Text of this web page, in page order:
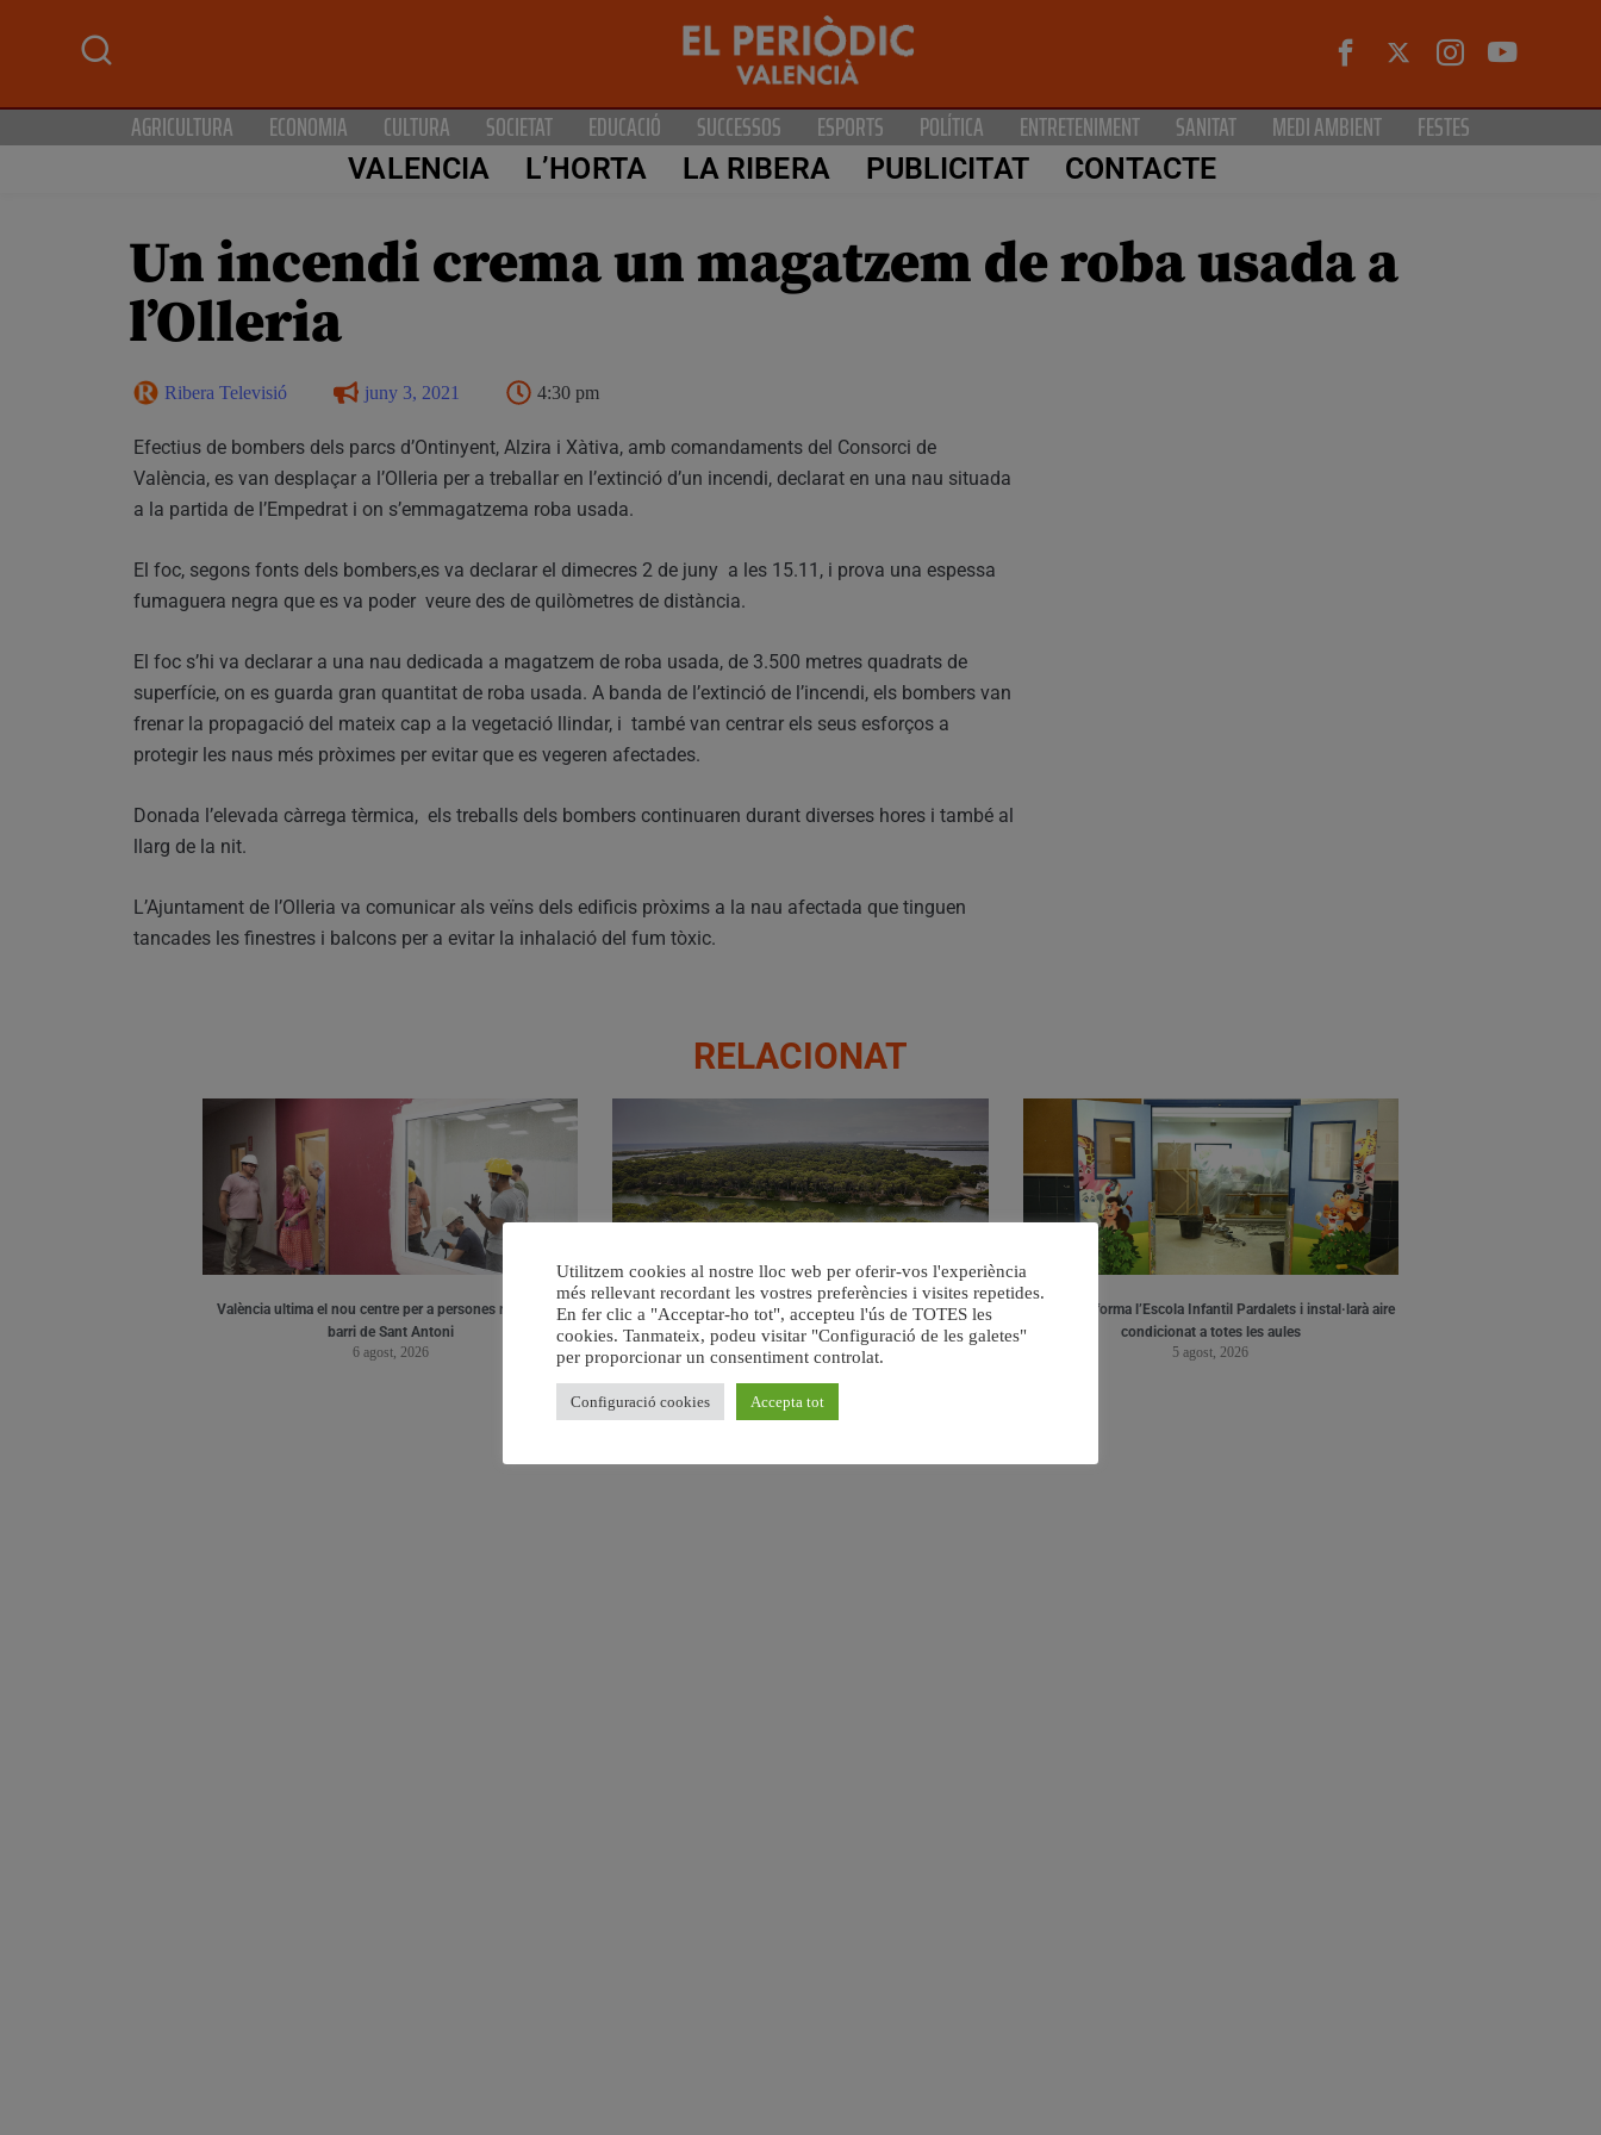
AGRICULTURA ECONOMIA CULTURA SOCIETAT EDUCACIÓ SUCCESSOS ESPORTS POLÍTICA ENTRETENIMENT SANITAT MEDI AMBIENT FESTES
VALENCIA L’HORTA LA RIBERA PUBLICITAT CONTACTE
Un incendi crema un magatzem de roba usada a
l’Olleria
Ribera Televisió juny 3, 2021 4:30 pm
Efectius de bombers dels parcs d’Ontinyent, Alzira i Xàtiva, amb comandaments del Consorci de
València, es van desplaçar a l’Olleria per a treballar en l’extinció d’un incendi, declarat en una nau situada
a la partida de l’Empedrat i on s’emmagatzema roba usada.
El foc, segons fonts dels bombers,es va declarar el dimecres 2 de juny a les 15.11, i prova una espessa
fumaguera negra que es va poder veure des de quilòmetres de distància.
El foc s’hi va declarar a una nau dedicada a magatzem de roba usada, de 3.500 metres quadrats de
superfície, on es guarda gran quantitat de roba usada. A banda de l’extinció de l’incendi, els bombers van
frenar la propagació del mateix cap a la vegetació llindar, i també van centrar els seus esforços a
protegir les naus més pròximes per evitar que es vegeren afectades.
Donada l’elevada càrrega tèrmica, els treballs dels bombers continuaren durant diverses hores i també al
llarg de la nit.
L’Ajuntament de l’Olleria va comunicar als veïns dels edificis pròxims a la nau afectada que tinguen
tancades les finestres i balcons per a evitar la inhalació del fum tòxic.
RELACIONAT
València ultima el nou centre per a persones majors del
barri de Sant Antoni
6 agost, 2026
València retira prop de 15.000 litres de residus de la
Devesa durant el mes de juliol
6 agost, 2026
València reforma l’Escola Infantil Pardalets i instal·larà aire
condicionat a totes les aules
5 agost, 2026
Utilitzem cookies al nostre lloc web per oferir-vos l'experiència
més rellevant recordant les vostres preferències i visites repetides.
En fer clic a "Acceptar-ho tot", accepteu l'ús de TOTES les
cookies. Tanmateix, podeu visitar "Configuració de les galetes"
per proporcionar un consentiment controlat.
Configuració cookies Accepta tot